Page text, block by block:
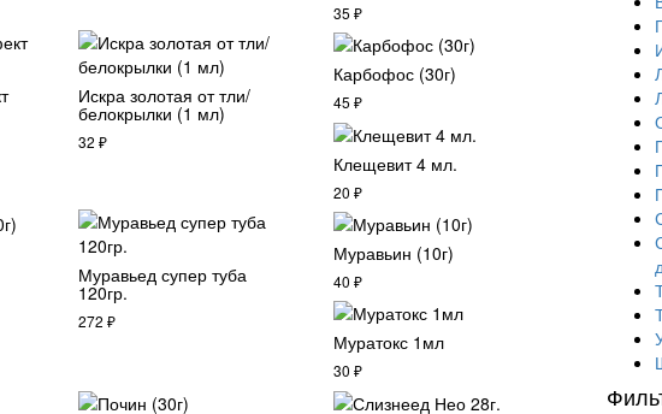
35 ₽
Искра золотая от тли/
белокрылки (1 мл)
32 ₽
Карбофос (30г)
45 ₽
Клещевит 4 мл.
20 ₽
Муравьед супер туба
120гр.
272 ₽
Муравьин (10г)
40 ₽
Муратокс 1мл
30 ₽